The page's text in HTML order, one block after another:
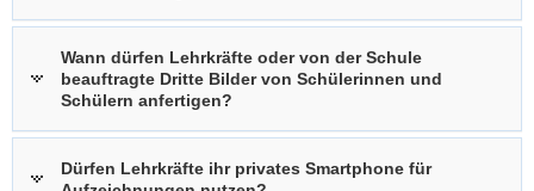
Wann dürfen Lehrkräfte oder von der Schule
beauftragte Dritte Bilder von Schülerinnen und
Schülern anfertigen?
Dürfen Lehrkräfte ihr privates Smartphone für